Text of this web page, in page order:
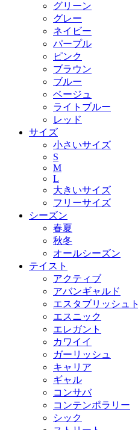
グリーン
グレー
ネイビー
パープル
ピンク
ブラウン
ブルー
ベージュ
ライトブルー
レッド
サイズ
小さいサイズ
S
M
L
大きいサイズ
フリーサイズ
シーズン
春夏
秋冬
オールシーズン
テイスト
アクティブ
アバンギャルド
エスタブリッシュト
エスニック
エレガント
カワイイ
ガーリッシュ
キャリア
ギャル
コンサバ
コンテンポラリー
シック